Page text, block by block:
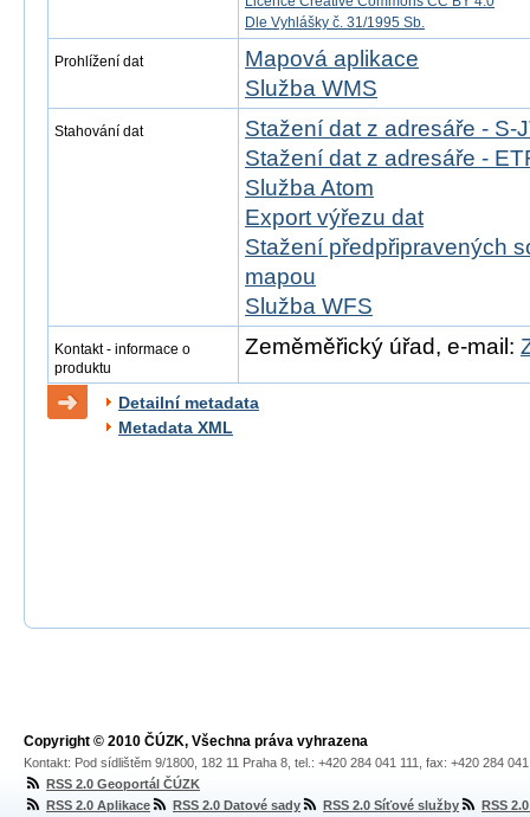
Dle Vyhlášky č. 31/1995 Sb.
Prohlížení dat
Mapová aplikace
Služba WMS
Stahování dat
Stažení dat z adresáře - S-
Stažení dat z adresáře -
Služba Atom
Export výřezu dat
Stažení předpřipravených
mapou
Služba WFS
Kontakt - informace o
produktu
Zeměměřický úřad, e-mail:
Detailní metadata
Metadata XML
Copyright © 2010 ČÚZK, Všechna práva vyhrazena
Kontakt: Pod sídlištěm 9/1800, 182 11 Praha 8, tel.: +420 284 041 111, fax: +420 284
RSS 2.0 Geoportál ČÚZK
RSS 2.0 Aplikace
RSS 2.0 Datové sady RSS 2.0 Síťové služby RSS